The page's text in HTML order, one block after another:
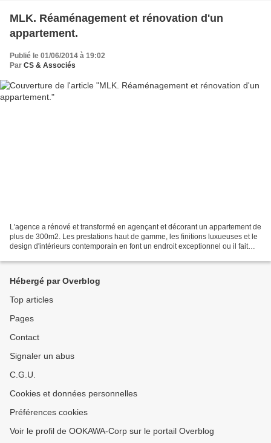
MLK. Réaménagement et rénovation d'un
appartement.
Publié le 01/06/2014 à 19:02
Par CS & Associés
L'agence a rénové et transformé en agençant et décorant un appartement de
plus de 300m2. Les prestations haut de gamme, les finitions luxueuses et le
design d'intérieurs contemporain en font un endroit exceptionnel ou il fait
Hébergé par Overblog
Top articles
Pages
Contact
Signaler un abus
C.G.U.
Cookies et données personnelles
Préférences cookies
Voir le profil de OOKAWA-Corp sur le portail Overblog